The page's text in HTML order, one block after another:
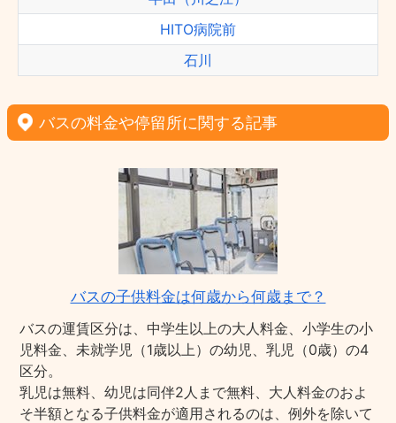
HITO病院前
石川
バスの料金や停留所に関する記事
バスの子供料金は何歳から何歳まで？
バスの運賃区分は、中学生以上の大人料金、小学生の小
児料金、未就学児（1歳以上）の幼児、乳児（0歳）の4
区分。
乳児は無料、幼児は同伴2人まで無料、大人料金のおよ
そ半額となる子供料金が適用されるのは、例外を除いて